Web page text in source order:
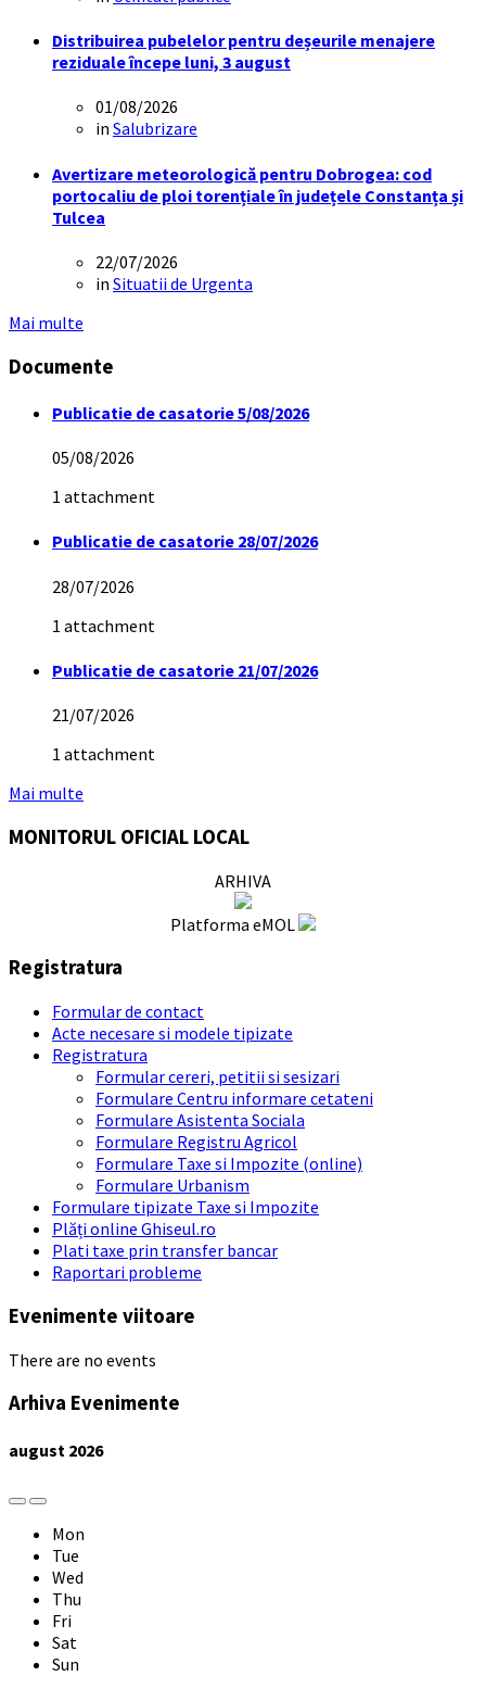
Distribuirea pubelelor pentru deșeurile menajere
reziduale începe luni, 3 august
01/08/2026
in Salubrizare
Avertizare meteorologică pentru Dobrogea: cod
portocaliu de ploi torențiale în județele Constanța și
Tulcea
22/07/2026
in Situatii de Urgenta
Mai multe
Documente
Publicatie de casatorie 5/08/2026
05/08/2026
1 attachment
Publicatie de casatorie 28/07/2026
28/07/2026
1 attachment
Publicatie de casatorie 21/07/2026
21/07/2026
1 attachment
Mai multe
MONITORUL OFICIAL LOCAL
ARHIVA
Platforma eMOL
Registratura
Formular de contact
Acte necesare si modele tipizate
Registratura
Formular cereri, petitii si sesizari
Formulare Centru informare cetateni
Formulare Asistenta Sociala
Formulare Registru Agricol
Formulare Taxe si Impozite (online)
Formulare Urbanism
Formulare tipizate Taxe si Impozite
Plăți online Ghiseul.ro
Plati taxe prin transfer bancar
Raportari probleme
Evenimente viitoare
There are no events
Arhiva Evenimente
august 2026
Previous
Month
Next
Month
Mon
Tue
Wed
Thu
Fri
Sat
Sun